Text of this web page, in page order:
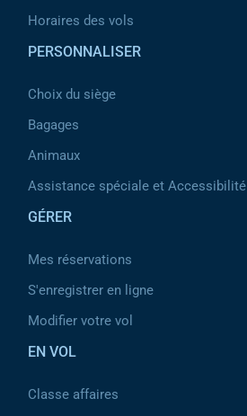
Horaires des vols
PERSONNALISER
Choix du siège
Bagages
Animaux
Assistance spéciale et Accessibilité
GÉRER
Mes réservations
S'enregistrer en ligne
Modifier votre vol
EN VOL
Classe affaires